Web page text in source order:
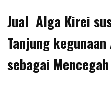
Jual Alga Kirei
Tanjung
sebagai